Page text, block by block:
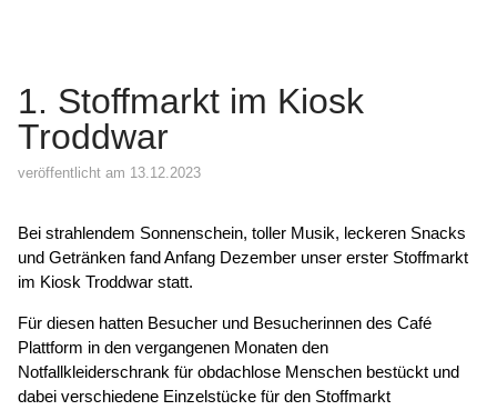
1. Stoffmarkt im Kiosk
Troddwar
veröffentlicht am 13.12.2023
Bei strahlendem Sonnenschein, toller Musik, leckeren Snacks
und Getränken fand Anfang Dezember unser erster Stoffmarkt
im Kiosk Troddwar statt.
Für diesen hatten Besucher und Besucherinnen des Café
Plattform in den vergangenen Monaten den
Notfallkleiderschrank für obdachlose Menschen bestückt und
dabei verschiedene Einzelstücke für den Stoffmarkt